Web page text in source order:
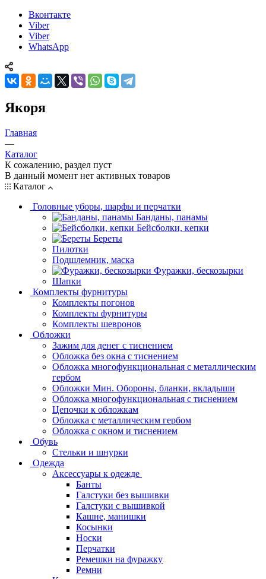
Вконтакте
Viber
Viber
WhatsApp
Якоря
Главная
—
Каталог
К сожалению, раздел пуст
В данный момент нет активных товаров
Каталог
Головные уборы, шарфы и перчатки
Банданы, панамы
Бейсболки, кепки
Береты
Пилотки
Подшлемник, маска
Фуражки, бескозырки
Шапки
Комплекты фурнитуры
Комплекты погонов
Комплекты фурнитуры
Комплекты шевронов
Обложки
Зажим для денег с тиснением
Обложка без окна с тиснением
Обложка многофункциональная с металлическим
гербом
Обложки Мин. Обороны, бланки, вкладыши
Обложка многофункциональная с тиснением
Цепочки к обложкам
Обложка с металлическим гербом
Обложка с окном и тиснением
Обувь
Стельки и шнурки
Одежда
Аксессуары к одежде
Банты
Галстуки без вышивки
Галстуки с вышивкой
Кашне, манишки
Косынки
Носки
Перчатки
Ремешки на фуражку
Ремни